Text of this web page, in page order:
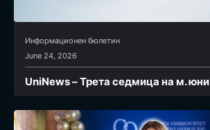
Информационен бюлетин
June 24, 2026
UniNews – Трета седмица на м. юни